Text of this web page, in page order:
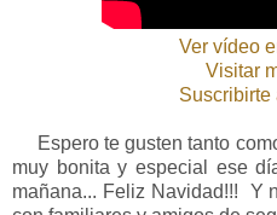
Ver vídeo
Visitar
Suscribirte
Espero te gusten tanto
muy bonita y especial ese
mañana... Feliz Navidad!!! Y